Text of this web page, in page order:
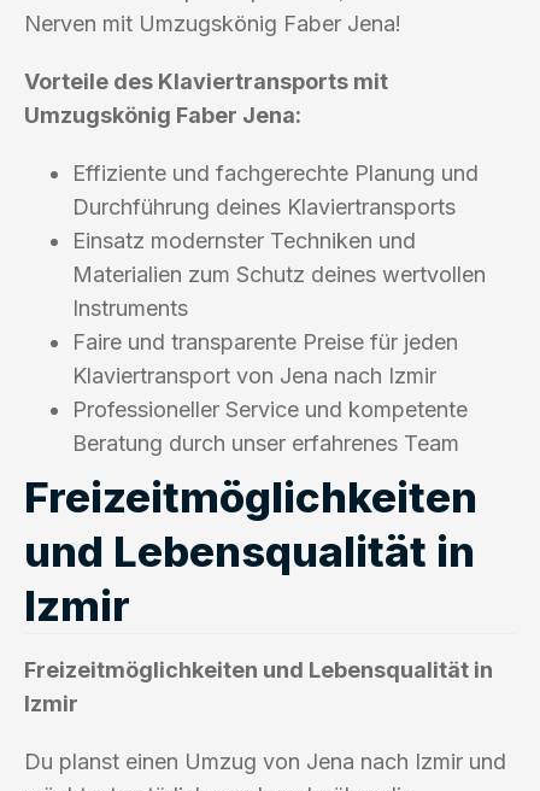
Nerven mit Umzugskönig Faber Jena!
Vorteile des Klaviertransports mit
Umzugskönig Faber Jena:
Effiziente und fachgerechte Planung und
Durchführung deines Klaviertransports
Einsatz modernster Techniken und
Materialien zum Schutz deines wertvollen
Instruments
Faire und transparente Preise für jeden
Klaviertransport von Jena nach Izmir
Professioneller Service und kompetente
Beratung durch unser erfahrenes Team
Freizeitmöglichkeiten
und Lebensqualität in
Izmir
Freizeitmöglichkeiten und Lebensqualität in
Izmir
Du planst einen Umzug von Jena nach Izmir und